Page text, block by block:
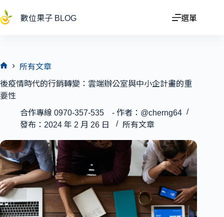
至
容
數位果子 BLOG 選單
頁
所有文章
後疫情時代的行銷轉變：雲端辦公室與中小企計畫的重
要性
合作專線 0970-357-535 - 作者：@cherng64
發布：2024 年 2 月 26 日
所有文章